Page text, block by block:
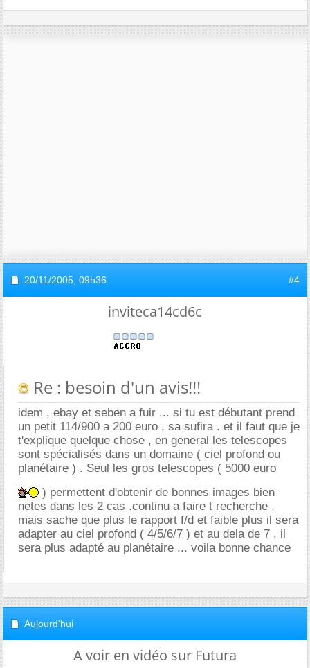
20/11/2005, 09h36 #4
inviteca14cd6c
Re : besoin d'un avis!!!
idem , ebay et seben a fuir ... si tu est débutant prend
un petit 114/900 a 200 euro , sa sufira . et il faut que je
t'explique quelque chose , en general les telescopes
sont spécialisés dans un domaine ( ciel profond ou
planétaire ) . Seul les gros telescopes ( 5000 euro
) permettent d'obtenir de bonnes images bien
netes dans les 2 cas .continu a faire t recherche ,
mais sache que plus le rapport f/d et faible plus il sera
adapter au ciel profond ( 4/5/6/7 ) et au dela de 7 , il
sera plus adapté au planétaire ... voila bonne chance
Aujourd'hui
A voir en vidéo sur Futura